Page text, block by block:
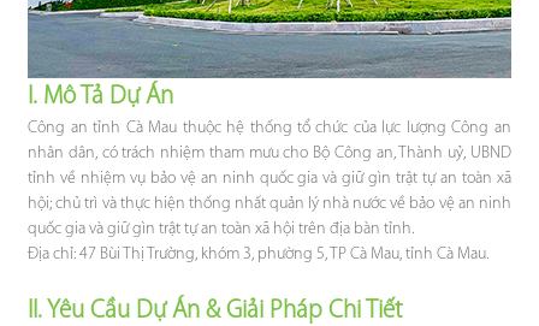
I. Mô Tả Dự Án
Công an tỉnh Cà Mau thuộc hệ thống tổ chức của lực lượng Công an
nhân dân, có trách nhiệm tham mưu cho Bộ Công an, Thành uỷ, UBND
tỉnh về nhiệm vụ bảo vệ an ninh quốc gia và giữ gìn trật tự an toàn xã
hội; chủ trì và thực hiện thống nhất quản lý nhà nước về bảo vệ an ninh
quốc gia và giữ gìn trật tự an toàn xã hội trên địa bàn tỉnh.
Địa chỉ: 47 Bùi Thị Trường, khóm 3, phường 5, TP Cà Mau, tỉnh Cà Mau.
II. Yêu Cầu Dự Án & Giải Pháp Chi Tiết